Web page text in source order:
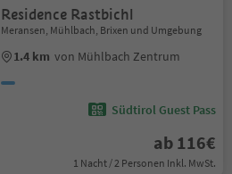
Residence Rastbichl
Meransen, Mühlbach, Brixen und Umgebung
1.4 km von Mühlbach Zentrum
Südtirol Guest Pass
ab 116€
1 Nacht / 2 Personen Inkl. MwSt.